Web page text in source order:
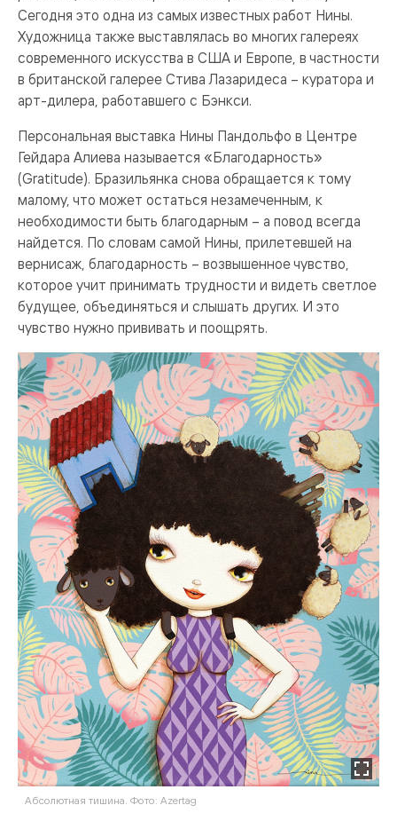
Сегодня это одна из самых известных работ Нины.
Художница также выставлялась во многих галереях
современного искусства в США и Европе, в частности
в британской галерее Стива Лазаридеса – куратора и
арт-дилера, работавшего с Бэнкси.
Персональная выставка Нины Пандольфо в Центре
Гейдара Алиева называется «Благодарность»
(Gratitude). Бразильянка снова обращается к тому
малому, что может остаться незамеченным, к
необходимости быть благодарным – а повод всегда
найдется. По словам самой Нины, прилетевшей на
вернисаж, благодарность – возвышенное чувство,
которое учит принимать трудности и видеть светлое
будущее, объединяться и слышать других. И это
чувство нужно прививать и поощрять.
Абсолютная тишина. Фото: Azertag